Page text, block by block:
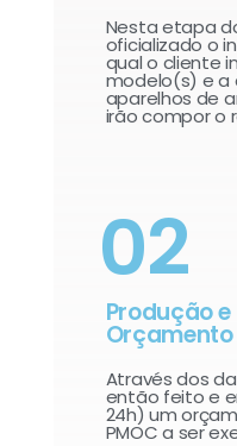
Nesta etapa
oficializado o
qual o cliente
modelo(s) e a
aparelhos de
irão compor o
02
Produção e
Orçamento
Através dos
então feito e
24h) um
PMOC a ser